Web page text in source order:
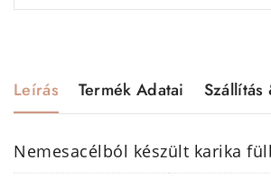
Leírás Termék Adatai Szállítás
Nemesacélból készült karika